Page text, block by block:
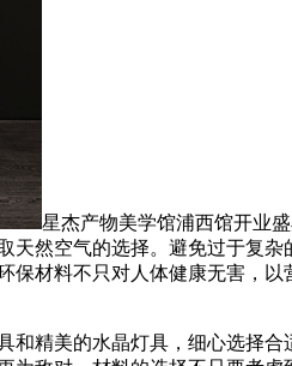
星杰产物美学馆浦西馆开业
然空气的选择。避免过于复
材料不只对人体健康无害，
美的水晶灯具，细心选择合